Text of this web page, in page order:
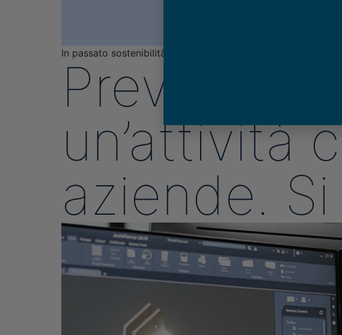
In passato sostenibilità e innovazione sono stati spesso
Preventivi
un’attività
aziende.